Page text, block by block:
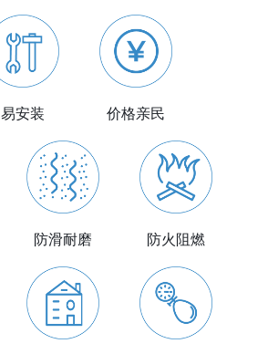
易安装 价格亲民
防滑耐磨 防火阻燃